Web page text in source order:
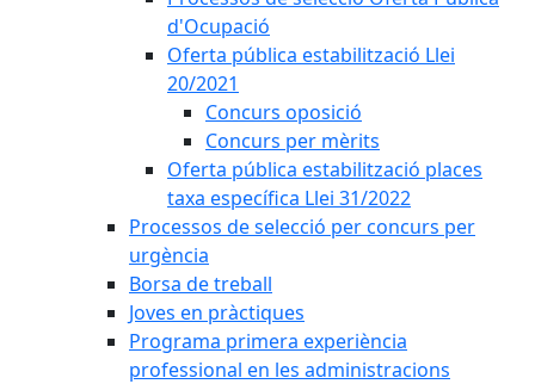
d'Ocupació
Oferta pública estabilització Llei
20/2021
Concurs oposició
Concurs per mèrits
Oferta pública estabilització places
taxa específica Llei 31/2022
Processos de selecció per concurs per
urgència
Borsa de treball
Joves en pràctiques
Programa primera experiència
professional en les administracions